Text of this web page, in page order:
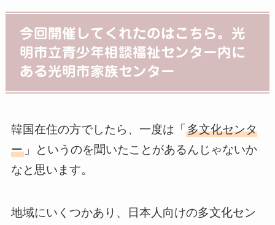
今回開催してくれたのはこちら。光
明市立青少年相談福祉センター内に
ある光明市家族センター
韓国在住の方でしたら、一度は「多文化センタ
ー」というのを聞いたことがあるんじゃないか
なと思います。
地域にいくつかあり、日本人向けの多文化セン